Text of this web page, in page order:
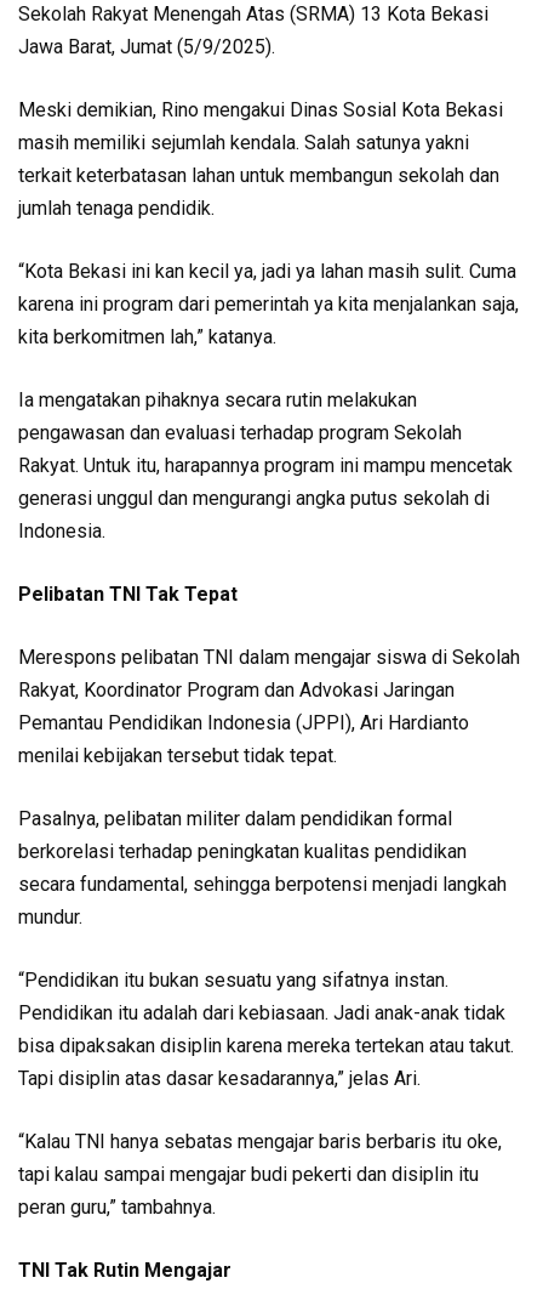
Sekolah Rakyat Menengah Atas (SRMA) 13 Kota Bekasi
Jawa Barat, Jumat (5/9/2025).
Meski demikian, Rino mengakui Dinas Sosial Kota Bekasi
masih memiliki sejumlah kendala. Salah satunya yakni
terkait keterbatasan lahan untuk membangun sekolah dan
jumlah tenaga pendidik.
“Kota Bekasi ini kan kecil ya, jadi ya lahan masih sulit. Cuma
karena ini program dari pemerintah ya kita menjalankan saja,
kita berkomitmen lah,” katanya.
Ia mengatakan pihaknya secara rutin melakukan
pengawasan dan evaluasi terhadap program Sekolah
Rakyat. Untuk itu, harapannya program ini mampu mencetak
generasi unggul dan mengurangi angka putus sekolah di
Indonesia.
Pelibatan TNI Tak Tepat
Merespons pelibatan TNI dalam mengajar siswa di Sekolah
Rakyat, Koordinator Program dan Advokasi Jaringan
Pemantau Pendidikan Indonesia (JPPI), Ari Hardianto
menilai kebijakan tersebut tidak tepat.
Pasalnya, pelibatan militer dalam pendidikan formal
berkorelasi terhadap peningkatan kualitas pendidikan
secara fundamental, sehingga berpotensi menjadi langkah
mundur.
“Pendidikan itu bukan sesuatu yang sifatnya instan.
Pendidikan itu adalah dari kebiasaan. Jadi anak-anak tidak
bisa dipaksakan disiplin karena mereka tertekan atau takut.
Tapi disiplin atas dasar kesadarannya,” jelas Ari.
“Kalau TNI hanya sebatas mengajar baris berbaris itu oke,
tapi kalau sampai mengajar budi pekerti dan disiplin itu
peran guru,” tambahnya.
TNI Tak Rutin Mengajar